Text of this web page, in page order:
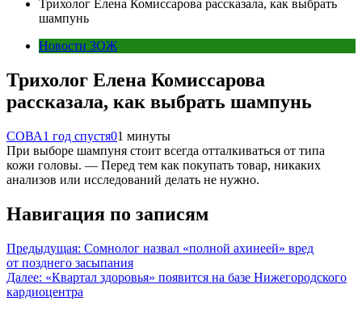
Трихолог Елена Комиссарова рассказала, как выбрать
шампунь
Новости ЗОЖ
Трихолог Елена Комиссарова
рассказала, как выбрать шампунь
СОВА1 год спустя01 минуты
При выборе шампуня стоит всегда отталкиваться от типа
кожи головы. — Перед тем как покупать товар, никаких
анализов или исследований делать не нужно.
Навигация по записям
Предыдущая: Сомнолог назвал «полной ахинеей» вред
от позднего засыпания
Далее: «Квартал здоровья» появится на базе Нижегородского
кардиоцентра